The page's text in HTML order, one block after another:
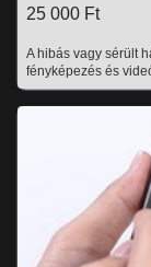
25 000 Ft
A hibás vagy sérült
fényképezés és